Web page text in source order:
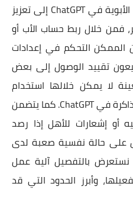
كما أشرنا، تهدف ميزات الرقابة الأبوية في ChatGPT إلى تعزيز
فمن خلال ربط حساب الأب أو
الممكن التحكم في إعدادات
تقييد الوصول إلى بعض
لا يمكن خلالها استخدام
الروبوت، أو حتى تعطيل ميزة الذاكرة في ChatGPT. كما يتضمن
أو إشعارات للأهل إذا رصد
على حالة نفسية صعبة لدى
نستعرض بالتفصيل آلية عمل
وأبرز الحدود التي قد